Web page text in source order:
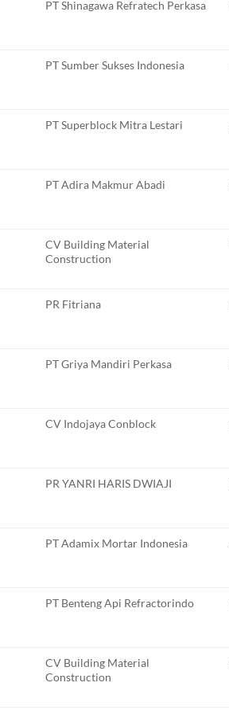
PT Shinagawa Refratech Perkasa
PT Sumber Sukses Indonesia
PT Superblock Mitra Lestari
PT Adira Makmur Abadi
CV Building Material
Construction
PR Fitriana
PT Griya Mandiri Perkasa
CV Indojaya Conblock
PR YANRI HARIS DWIAJI
PT Adamix Mortar Indonesia
PT Benteng Api Refractorindo
CV Building Material
Construction